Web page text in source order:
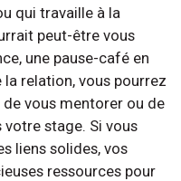
qui travaille à la
peut-être vous
une pause-café en
relation, vous pourrez
vous mentorer ou de
stage. Si vous
liens solides, vos
ressources pour